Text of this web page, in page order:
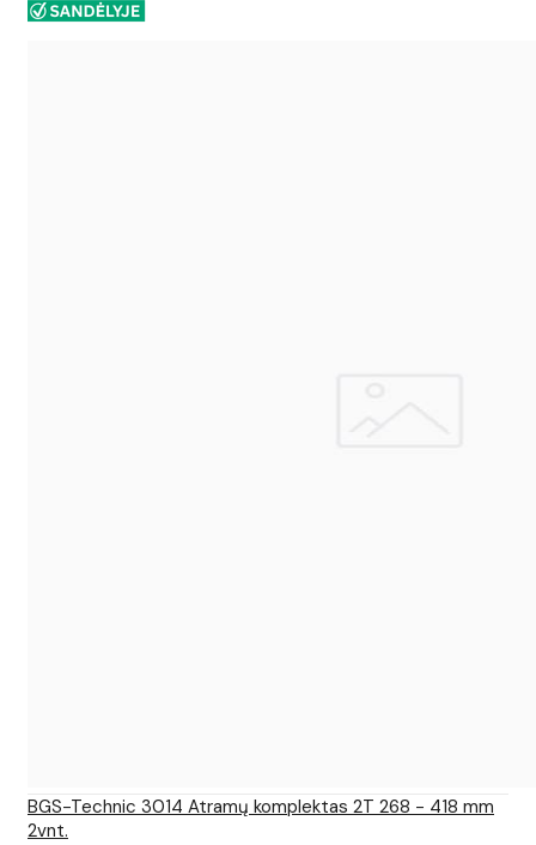
BGS-Technic 3014 Atramų komplektas 2T 268 - 418 mm
2vnt.